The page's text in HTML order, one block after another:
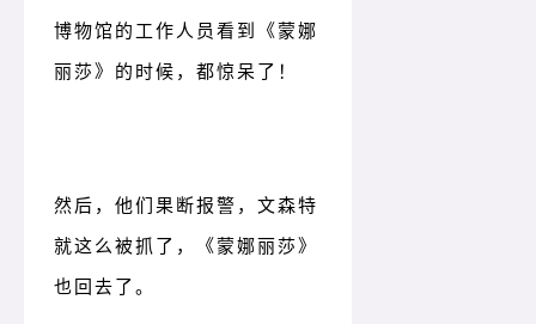
博物馆的工作人员看到《蒙娜
丽莎》的时候，都惊呆了！
然后，他们果断报警，文森特
就这么被抓了，《蒙娜丽莎》
也回去了。